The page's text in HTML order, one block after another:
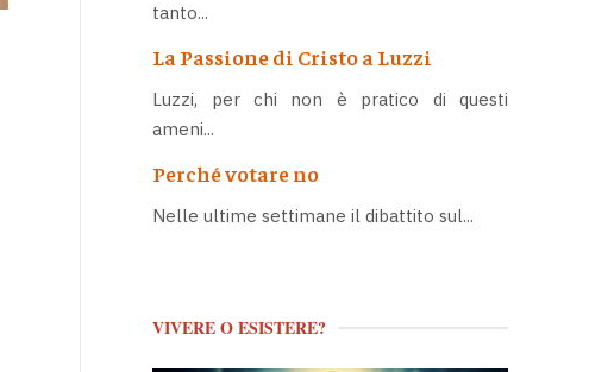
tanto...
La Passione di Cristo a Luzzi
Luzzi, per chi non è pratico di questi
ameni...
Perché votare no
Nelle ultime settimane il dibattito sul...
VIVERE O ESISTERE?